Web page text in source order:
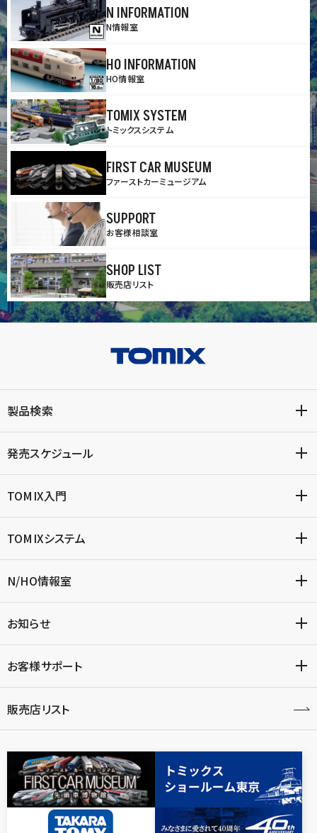
N INFORMATION
N情報室
HO INFORMATION
HO情報室
TOMIX SYSTEM
トミックスシステム
FIRST CAR MUSEUM
ファーストカーミュージアム
SUPPORT
お客様相談室
SHOP LIST
販売店リスト
製品検索
発売スケジュール
TOMIX入門
TOMIXシステム
N/HO情報室
お知らせ
お客様サポート
販売店リスト